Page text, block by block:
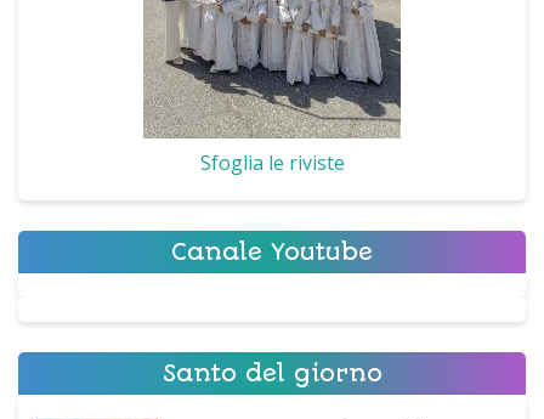
Sfoglia le riviste
Canale Youtube
Santo del giorno